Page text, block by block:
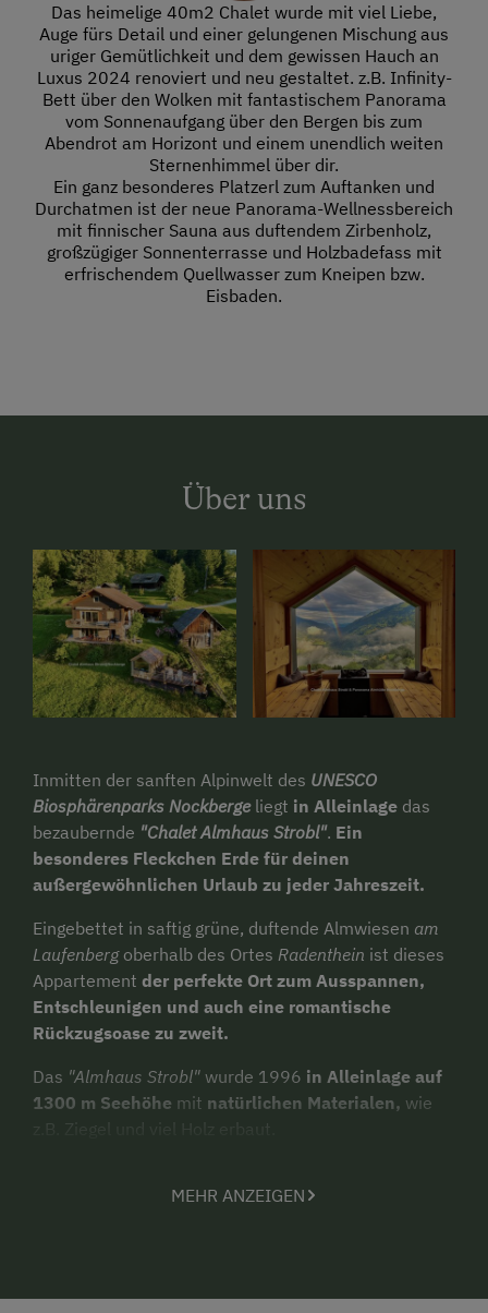
Das heimelige 40m2 Chalet wurde mit viel Liebe,
Auge fürs Detail und einer gelungenen Mischung aus
uriger Gemütlichkeit und dem gewissen Hauch an
Luxus 2024 renoviert und neu gestaltet. z.B. Infinity-
Bett über den Wolken mit fantastischem Panorama
vom Sonnenaufgang über den Bergen bis zum
Abendrot am Horizont und einem unendlich weiten
Sternenhimmel über dir.
Ein ganz besonderes Platzerl zum Auftanken und
Durchatmen ist der neue Panorama-Wellnessbereich
mit finnischer Sauna aus duftendem Zirbenholz,
großzügiger Sonnenterrasse und Holzbadefass mit
erfrischendem Quellwasser zum Kneipen bzw.
Eisbaden.
Über uns
Inmitten der sanften Alpinwelt des UNESCO
Biosphärenparks Nockbergeliegt in Alleinlage das
bezaubernde "Chalet Almhaus Strobl". Ein
besonderes Fleckchen Erde für deinen
außergewöhnlichen Urlaub zu jeder Jahreszeit.
Eingebettet in saftig grüne, duftende Almwiesen am
Laufenbergoberhalb des Ortes Radenthein ist dieses
Appartement der perfekte Ort zum Ausspannen,
Entschleunigen und auch eine romantische
Rückzugsoase zu zweit.
Das "Almhaus Strobl" wurde 1996 in Alleinlage auf
1300 m Seehöhe mit natürlichen Materialen, wie
z.B. Ziegel und viel Holz erbaut.
"Almhaus Strobl"wurde mit viel Liebe, Auge fürs
MEHR ANZEIGEN